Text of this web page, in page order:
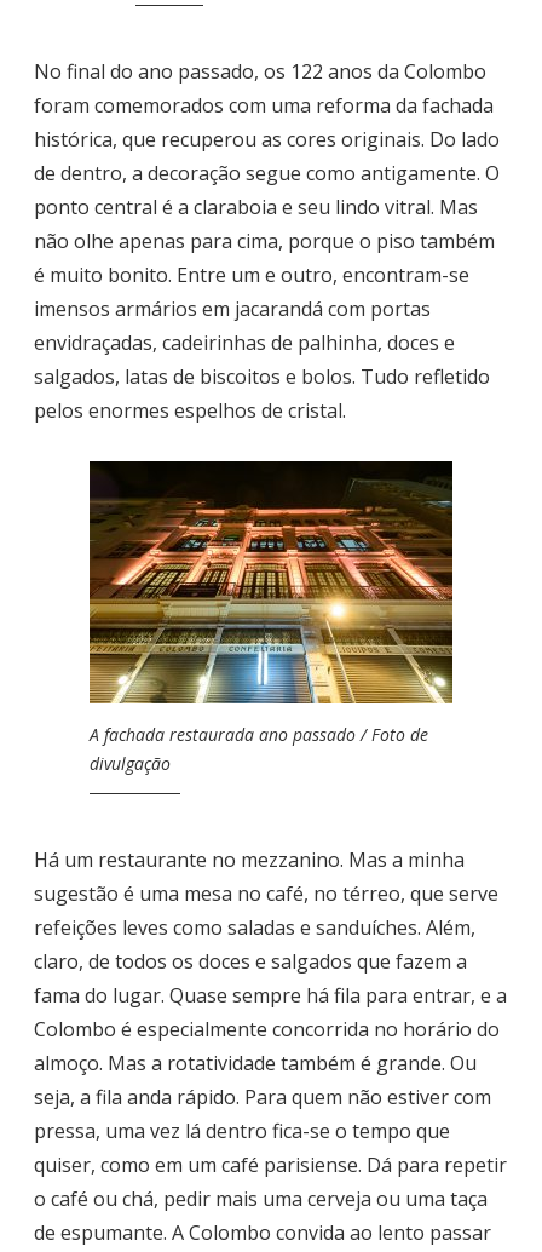
No final do ano passado, os 122 anos da Colombo
foram comemorados com uma reforma da fachada
histórica, que recuperou as cores originais. Do lado
de dentro, a decoração segue como antigamente. O
ponto central é a claraboia e seu lindo vitral. Mas
não olhe apenas para cima, porque o piso também
é muito bonito. Entre um e outro, encontram-se
imensos armários em jacarandá com portas
envidraçadas, cadeirinhas de palhinha, doces e
salgados, latas de biscoitos e bolos. Tudo refletido
pelos enormes espelhos de cristal.
A fachada restaurada ano passado / Foto de
divulgação
Há um restaurante no mezzanino. Mas a minha
sugestão é uma mesa no café, no térreo, que serve
refeições leves como saladas e sanduíches. Além,
claro, de todos os doces e salgados que fazem a
fama do lugar. Quase sempre há fila para entrar, e a
Colombo é especialmente concorrida no horário do
almoço. Mas a rotatividade também é grande. Ou
seja, a fila anda rápido. Para quem não estiver com
pressa, uma vez lá dentro fica-se o tempo que
quiser, como em um café parisiense. Dá para repetir
o café ou chá, pedir mais uma cerveja ou uma taça
de espumante. A Colombo convida ao lento passar